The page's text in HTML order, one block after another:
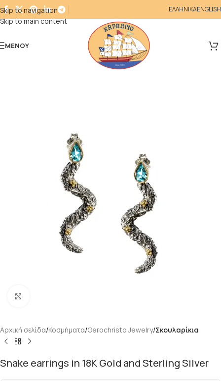
Skip to navigation
Skip to main content
ΕΛΛΗΝΙΚΑENGLISH
ΜΕΝΟΎ
Αρχική σελίδα Κοσμήματα Gerochristo Jewelry Σκουλαρίκια
Snake earrings in 18K Gold and Sterling Silver